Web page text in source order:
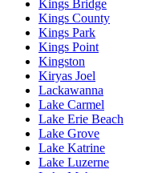
Kings Bridge
Kings County
Kings Park
Kings Point
Kingston
Kiryas Joel
Lackawanna
Lake Carmel
Lake Erie Beach
Lake Grove
Lake Katrine
Lake Luzerne